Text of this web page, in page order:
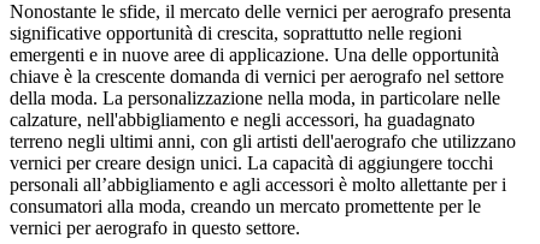
Nonostante le sfide, il mercato delle vernici per aerografo presenta
significative opportunità di crescita, soprattutto nelle regioni
emergenti e in nuove aree di applicazione. Una delle opportunità
chiave è la crescente domanda di vernici per aerografo nel settore
della moda. La personalizzazione nella moda, in particolare nelle
calzature, nell'abbigliamento e negli accessori, ha guadagnato
terreno negli ultimi anni, con gli artisti dell'aerografo che utilizzano
vernici per creare design unici. La capacità di aggiungere tocchi
personali all’abbigliamento e agli accessori è molto allettante per i
consumatori alla moda, creando un mercato promettente per le
vernici per aerografo in questo settore.